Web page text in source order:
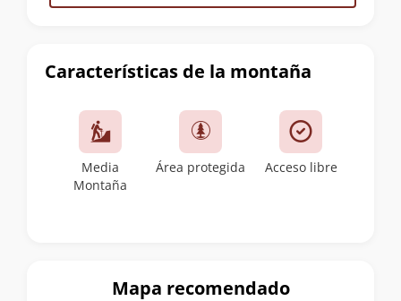
Características de la montaña
Media
Montaña
Área protegida Acceso libre
Mapa recomendado